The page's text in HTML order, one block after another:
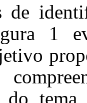
de
1
do